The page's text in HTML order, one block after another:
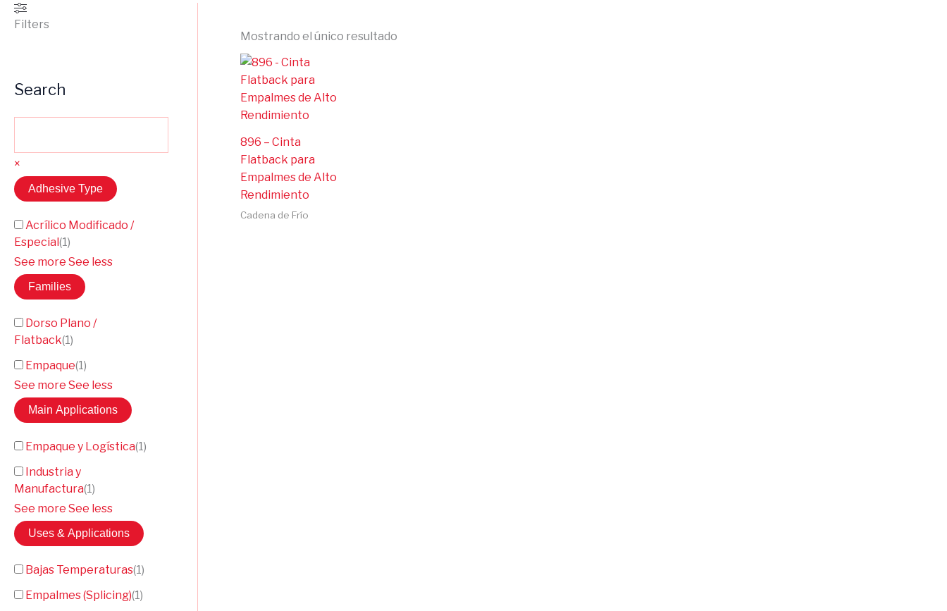
Filters
Search
×
Adhesive Type
Acrílico Modificado /
Especial (1)
See more See less
Families
Dorso Plano /
Flatback(1)
Empaque(1)
See more See less
Main Applications
Empaque y Logística(1)
Industria y
Manufactura(1)
See more See less
Uses & Applications
Bajas Temperaturas(1)
Empalmes (Splicing)(1)
Mostrando el único resultado
896 – Cinta
Flatback para
Empalmes de Alto
Rendimiento
Cadena de Frío